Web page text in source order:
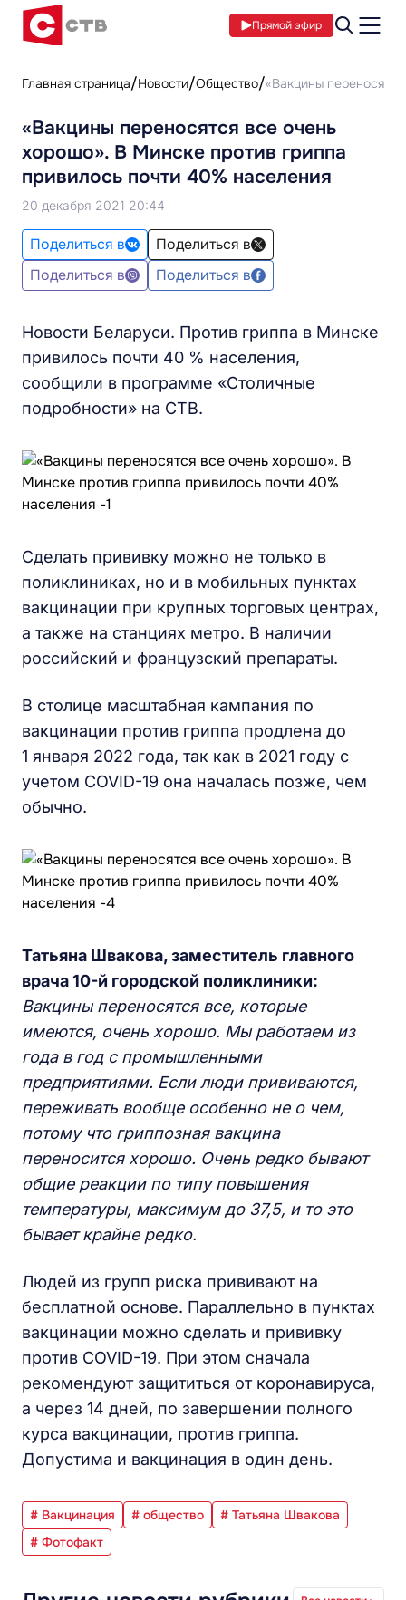
Прямой эфир
Главная страница Новости Общество «Вакцины
«Вакцины переносятся все очень
хорошо». В Минске против гриппа
привилось почти 40% населения
20 декабря 2021 20:44
Поделиться в
Поделиться в
Поделиться в
Поделиться в
Новости Беларуси. Против гриппа в Минске
привилось почти 40 % населения,
сообщили в программе «Столичные
подробности» на СТВ.
Сделать прививку можно не только в
поликлиниках, но и в мобильных пунктах
вакцинации при крупных торговых центрах,
а также на станциях метро. В наличии
российский и французский препараты.
В столице масштабная кампания по
вакцинации против гриппа продлена до
1 января 2022 года, так как в 2021 году с
учетом COVID-19 она началась позже, чем
обычно.
Татьяна Швакова, заместитель главного
врача 10-й городской поликлиники:
Вакцины переносятся все, которые
имеются, очень хорошо. Мы работаем из
года в год с промышленными
предприятиями. Если люди прививаются,
переживать вообще особенно не о чем,
потому что гриппозная вакцина
переносится хорошо. Очень редко бывают
общие реакции по типу повышения
температуры, максимум до 37,5, и то это
бывает крайне редко.
Людей из групп риска прививают на
бесплатной основе. Параллельно в пунктах
вакцинации можно сделать и прививку
против COVID-19. При этом сначала
рекомендуют защититься от коронавируса,
а через 14 дней, по завершении полного
курса вакцинации, против гриппа.
Допустима и вакцинация в один день.
# Вакцинация # общество
# Татьяна Швакова
# Фотофакт